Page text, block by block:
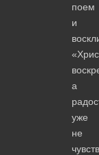
поем
и
а
уже
не